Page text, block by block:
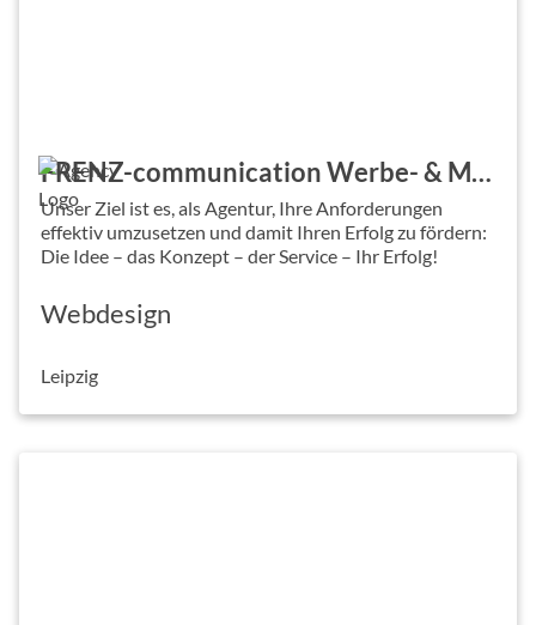
FRENZ-communication Werbe- & Media Agentur
Unser Ziel ist es, als Agentur, Ihre Anforderungen
effektiv umzusetzen und damit Ihren Erfolg zu fördern:
Die Idee – das Konzept – der Service – Ihr Erfolg!
Webdesign
Leipzig